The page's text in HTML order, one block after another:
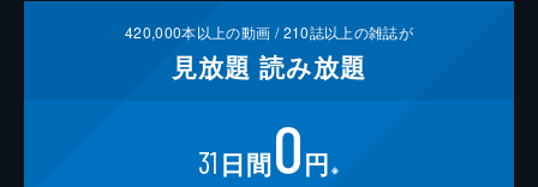
420,000本以上の動画 /210誌以上の雑誌が
見放題 読み放題
31 日間0円 ※